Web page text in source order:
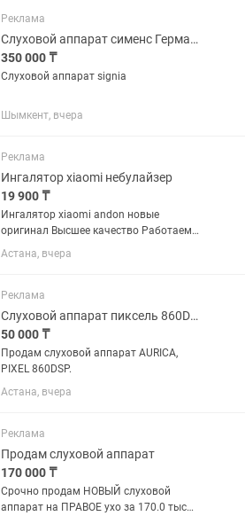
Реклама
Слуховой аппарат сименс Германия
350 000 ₸
Слуховой аппарат signia
Шымкент, вчера
Реклама
Ингалятор xiaomi небулайзер
19 900 ₸
Ингалятор xiaomi andon новые
оригинал Высшее качество Работаем
до 12 вечера Для всех возрастов
Доставка Гарантия
Астана, вчера
Реклама
Слуховой аппарат пиксель 860DSP, Aurica
50 000 ₸
Продам слуховой аппарат AURICA,
PIXEL 860DSP.
Астана, вчера
Реклама
Продам слуховой аппарат
170 000 ₸
Срочно продам НОВЫЙ слуховой
аппарат на ПРАВОЕ ухо за 170.0 тыс